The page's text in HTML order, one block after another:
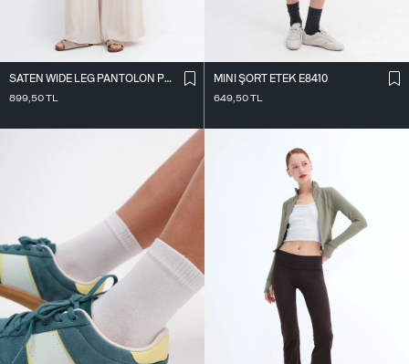
SATEN WIDE LEG PANTOLON PN17298
899,50TL
MINI ŞORT ETEK E8410
649,50TL